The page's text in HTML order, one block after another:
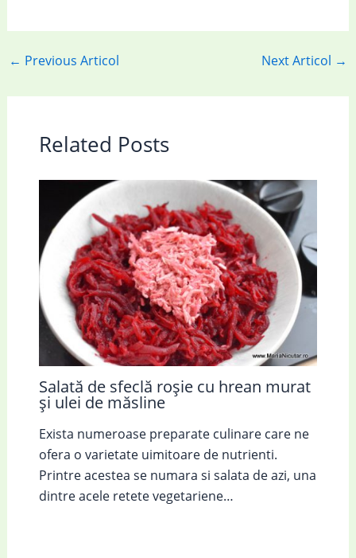
← Previous Articol Next Articol →
Related Posts
Salată de sfeclă roșie cu hrean murat
și ulei de măsline
Exista numeroase preparate culinare care ne
ofera o varietate uimitoare de nutrienti.
Printre acestea se numara si salata de azi, una
dintre acele retete vegetariene…